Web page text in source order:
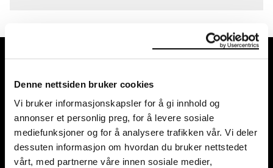
Denne nettsiden bruker cookies
Vi bruker informasjonskapsler for å gi innhold og
annonser et personlig preg, for å levere sosiale
mediefunksjoner og for å analysere trafikken vår. Vi deler
dessuten informasjon om hvordan du bruker nettstedet
vårt, med partnerne våre innen sosiale medier,
Edvard Munchs plass 1, 0194 Oslo
Ordinære åpningstider
Søn - tirs: 10 - 18
Ons - lør: 10 - 21
Se alle åpningstider